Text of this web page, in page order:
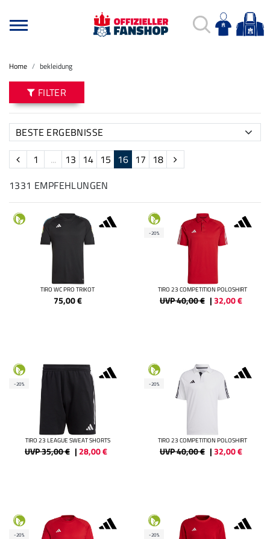
Home bekleidung
FILTER
1 ... 13 14 15 16 17 18
1331 EMPFEHLUNGEN
TIRO WC PRO TRIKOT
75,00€
-20%
TIRO 23 COMPETITION POLOSHIRT
UVP 40,00 € |32,00€
-20%
TIRO 23 LEAGUE SWEAT SHORTS
UVP 35,00 € |28,00€
-20%
TIRO 23 COMPETITION POLOSHIRT
UVP 40,00 € |32,00€
-20% -20%